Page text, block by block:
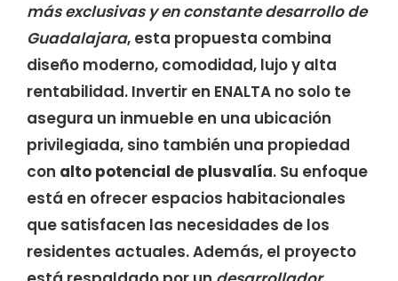
más exclusivas y en constante desarrollo de
Guadalajara, esta propuesta combina
diseño moderno, comodidad, lujo y alta
rentabilidad. Invertir en ENALTA no solo te
asegura un inmueble en una ubicación
privilegiada, sino también una propiedad
con alto potencial de plusvalía. Su enfoque
está en ofrecer espacios habitacionales
que satisfacen las necesidades de los
residentes actuales. Además, el proyecto